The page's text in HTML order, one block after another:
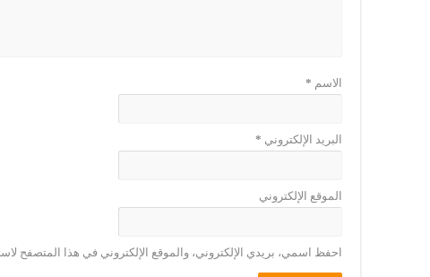
الاسم *
البريد الإلكتروني *
الموقع الإلكتروني
احفظ اسمي، بريدي الإلكتروني، والموقع الإلكتروني في هذا المتصفح